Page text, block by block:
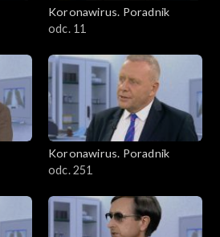
Koronawirus. Poradnik
odc. 11
Koronawirus. Poradnik
odc. 251